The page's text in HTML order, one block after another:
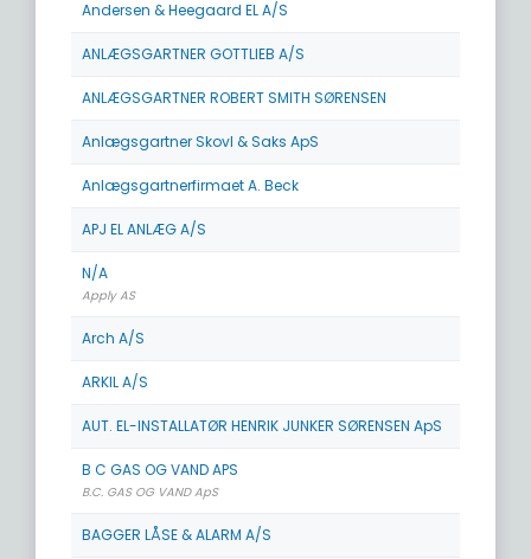
Andersen & Heegaard EL A/S
ANLÆGSGARTNER GOTTLIEB A/S
ANLÆGSGARTNER ROBERT SMITH SØRENSEN
Anlægsgartner Skovl & Saks ApS
Anlægsgartnerfirmaet A. Beck
APJ EL ANLÆG A/S
N/A
Apply AS
Arch A/S
ARKIL A/S
AUT. EL-INSTALLATØR HENRIK JUNKER SØRENSEN ApS
B C GAS OG VAND APS
B.C. GAS OG VAND ApS
BAGGER LÅSE & ALARM A/S